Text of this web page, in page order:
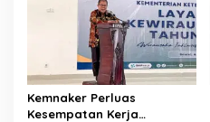
Kemnaker Perluas
Kesempatan Kerja